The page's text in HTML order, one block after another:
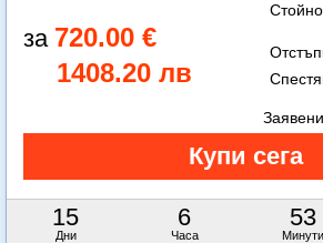
720.00 €
1408.20 лв
15
Дни
6
Часа
53
Минути